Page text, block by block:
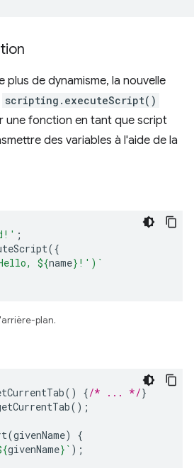
plus de dynamisme, la nouvelle
scripting.executeScript()
une fonction en tant que script
des variables à l'aide de la
;
({
${name} !')`
plan.
() {/* ... */}
();
(givenName)
{
givenName} ` );